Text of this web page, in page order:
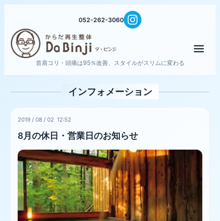
052-262-3060
首肩コリ・頭痛は95％改善、スタイルがスリムに変わる
インフォメーション
2019 /08 /02 12:52
8月の休日・営業日のお知らせ